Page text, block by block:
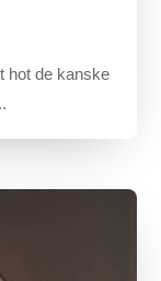
hot de kanske